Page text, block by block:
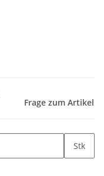
Frage zum Artikel
Stk